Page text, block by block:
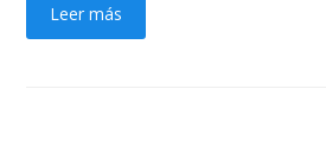
Leer más